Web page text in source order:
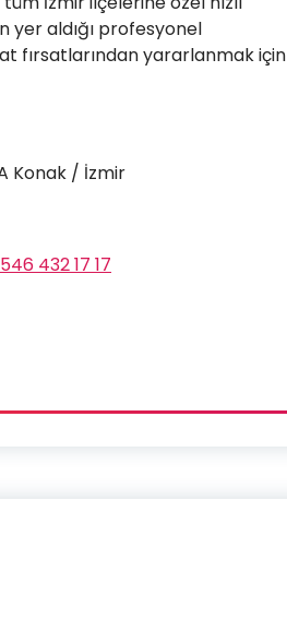
yer aldığı profesyonel
fırsatlarından yararlanmak için
Konak / İzmir
432 17 17